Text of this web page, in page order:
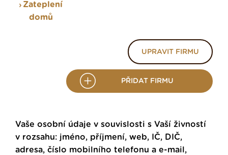
Zateplení
domů
UPRAVIT FIRMU
PŘIDAT FIRMU
Vaše osobní údaje v souvislosti s Vaší živností
v rozsahu: jméno, příjmení, web, IČ, DIČ,
adresa, číslo mobilního telefonu a e-mail,